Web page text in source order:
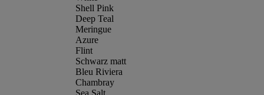
Shell Pink
Deep Teal
Meringue
Azure
Flint
Schwarz matt
Bleu Riviera
Chambray
Sea Salt